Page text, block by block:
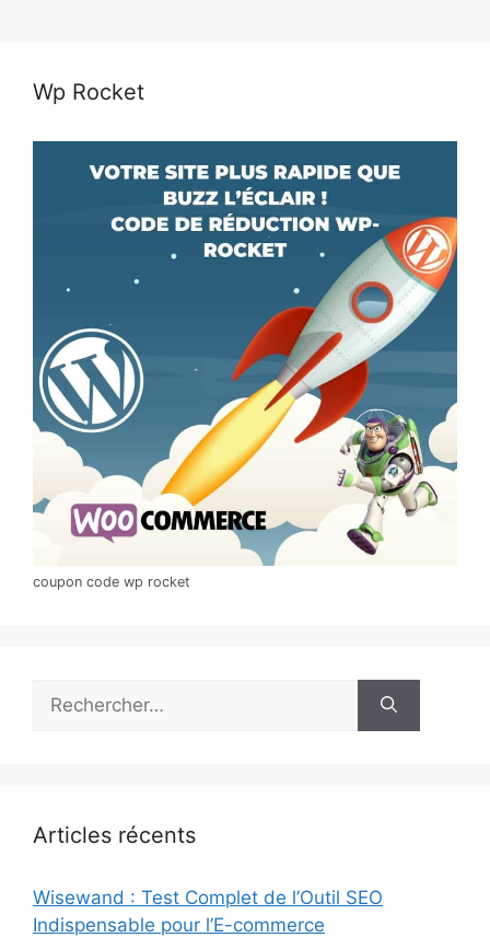
Wp Rocket
coupon code wp rocket
Articles récents
Wisewand : Test Complet de l’Outil SEO
Indispensable pour l’E-commerce